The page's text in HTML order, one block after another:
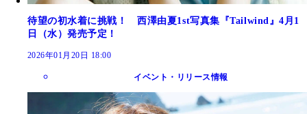
待望の初水着に挑戦！ 西澤由夏1st写真集『Tailwind』4月1
日（水）発売予定！
2026年01月20日 18:00
イベント・リリース情報